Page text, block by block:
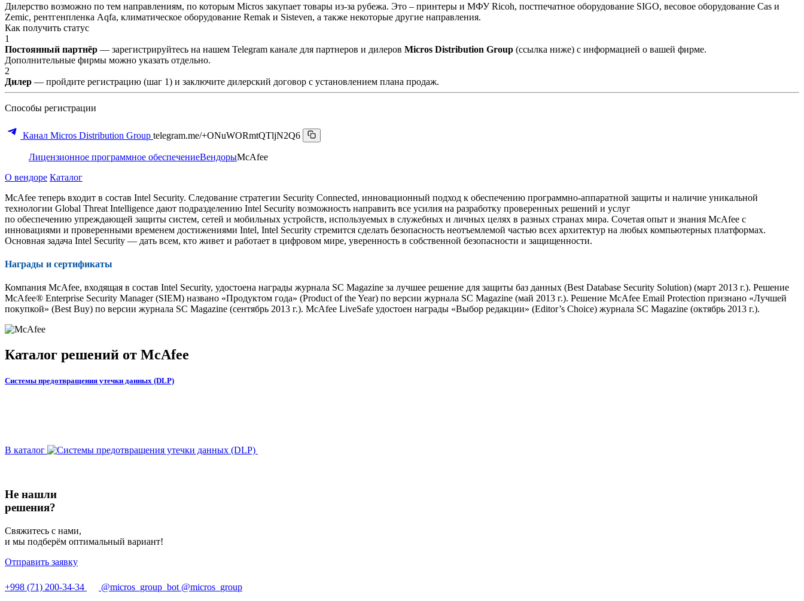
Дилерство возможно по тем направлениям, по которым Micros закупает товары из-за рубежа. Это – принтеры и МФУ Ricoh, постпечатное оборудование SIGO, весовое оборудование Cas и
Zemic, рентгенпленка Aqfa, климатическое оборудование Remak и Sisteven, а также некоторые другие направления.
Как получить статус
1
Постоянный партнёр — зарегистрируйтесь на нашем Telegram канале для партнеров и дилеров Micros Distribution Group (ссылка ниже) с информацией о вашей фирме.
Дополнительные фирмы можно указать отдельно.
2
Дилер — пройдите регистрацию (шаг 1) и заключите дилерский договор с установлением плана продаж.
Способы регистрации
Канал Micros Distribution Group telegram.me/+ONuWORmtQTljN2Q6
Лицензионное программное обеспечениеВендорыMcAfee
О вендоре Каталог
McAfee теперь входит в состав Intel Security. Следование стратегии Security Connected, инновационный подход к обеспечению программно-аппаратной защиты и наличие уникальной
технологии Global Threat Intelligence дают подразделению Intel Security возможность направить все усилия на разработку проверенных решений и услуг
по обеспечению упреждающей защиты систем, сетей и мобильных устройств, используемых в служебных и личных целях в разных странах мира. Сочетая опыт и знания McAfee с
инновациями и проверенными временем достижениями Intel, Intel Security стремится сделать безопасность неотъемлемой частью всех архитектур на любых компьютерных платформах.
Основная задача Intel Security — дать всем, кто живет и работает в цифровом мире, уверенность в собственной безопасности и защищенности.
Награды и сертификаты
Компания McAfee, входящая в состав Intel Security, удостоена награды журнала SC Magazine за лучшее решение для защиты баз данных (Best Database Security Solution) (март 2013 г.). Решение
McAfee® Enterprise Security Manager (SIEM) названо «Продуктом года» (Product of the Year) по версии журнала SC Magazine (май 2013 г.). Решение McAfee Email Protection признано «Лучшей
покупкой» (Best Buy) по версии журнала SC Magazine (сентябрь 2013 г.). McAfee LiveSafe удостоен награды «Выбор редакции» (Editor’s Choice) журнала SC Magazine (октябрь 2013 г.).
Каталог решений от McAfee
Системы предотвращения утечки данных (DLP)
В каталог
Не нашли
решения?
Свяжитесь с нами,
и мы подберём оптимальный вариант!
Отправить заявку
+998 (71) 200-34-34 @micros_group_bot @micros_group